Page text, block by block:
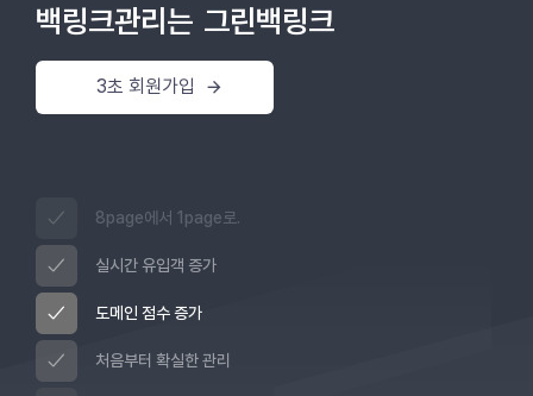
백링크관리는 그린백링크
3초 회원가입
8page에서 1page로.
실시간 유입객 증가
도메인 점수 증가
처음부터 확실한 관리